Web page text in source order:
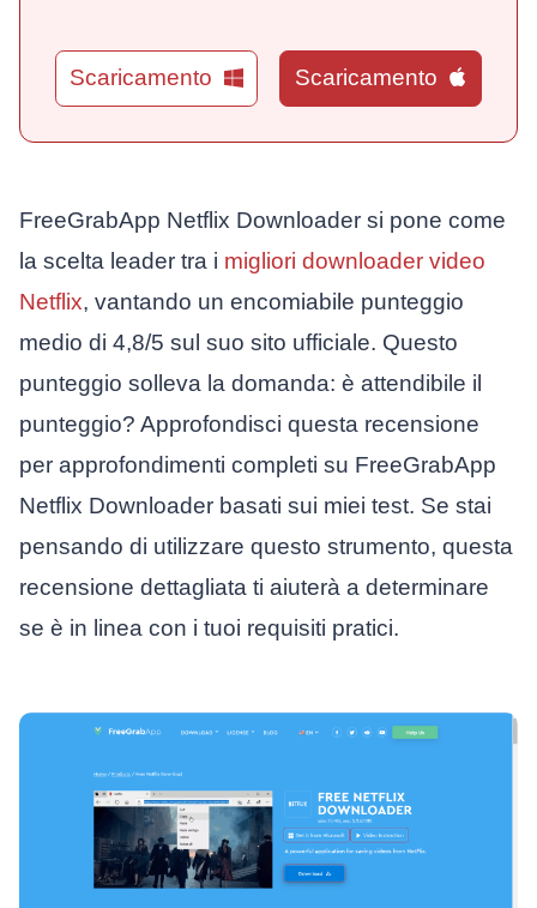
Scaricamento Scaricamento
FreeGrabApp Netflix Downloader si pone come
la scelta leader tra i migliori downloader video
Netflix, vantando un encomiabile punteggio
medio di 4,8/5 sul suo sito ufficiale. Questo
punteggio solleva la domanda: è attendibile il
punteggio? Approfondisci questa recensione
per approfondimenti completi su FreeGrabApp
Netflix Downloader basati sui miei test. Se stai
pensando di utilizzare questo strumento, questa
recensione dettagliata ti aiuterà a determinare
se è in linea con i tuoi requisiti pratici.